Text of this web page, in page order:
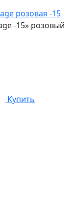
-15» розовый
Купить